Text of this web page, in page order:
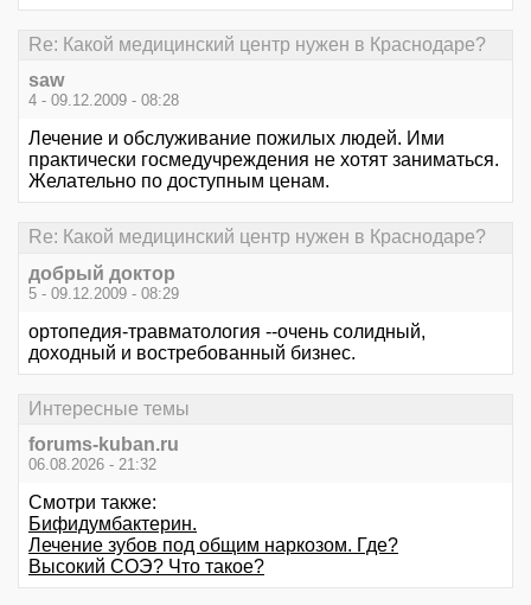
Re: Какой медицинский центр нужен в Краснодаре?
saw
4 - 09.12.2009 - 08:28
Лечение и обслуживание пожилых людей. Ими
практически госмедучреждения не хотят заниматься.
Желательно по доступным ценам.
Re: Какой медицинский центр нужен в Краснодаре?
добрый доктор
5 - 09.12.2009 - 08:29
ортопедия-травматология --очень солидный,
доходный и востребованный бизнес.
Интересные темы
forums-kuban.ru
06.08.2026 - 21:32
Смотри также:
Бифидумбактерин.
Лечение зубов под общим наркозом. Где?
Высокий СОЭ? Что такое?